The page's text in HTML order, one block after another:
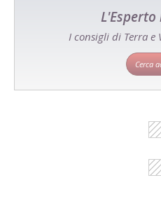
I consigli di Terra
Cerca